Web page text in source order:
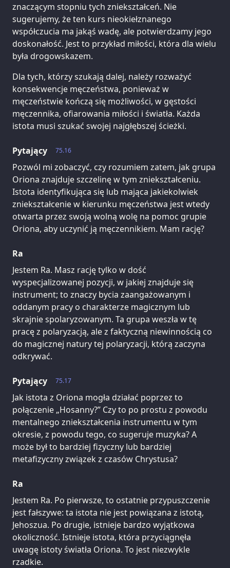
znaczącym stopniu tych zniekształceń. Nie
sugerujemy, że ten kurs nieokiełznanego
współczucia ma jakąś wadę, ale potwierdzamy jego
doskonałość. Jest to przykład miłości, która dla wielu
była drogowskazem.
Dla tych, którzy szukają dalej, należy rozważyć
konsekwencje męczeństwa, ponieważ w
męczeństwie kończą się możliwości, w gęstości
męczennika, ofiarowania miłości i światła. Każda
istota musi szukać swojej najgłębszej ścieżki.
75.16
Pytający
Pozwól mi zobaczyć, czy rozumiem zatem, jak grupa
Oriona znajduje szczelinę w tym zniekształceniu.
Istota identyfikująca się lub mająca jakiekolwiek
zniekształcenie w kierunku męczeństwa jest wtedy
otwarta przez swoją wolną wolę na pomoc grupie
Oriona, aby uczynić ją męczennikiem. Mam rację?
Ra
Jestem Ra. Masz rację tylko w dość
wyspecjalizowanej pozycji, w jakiej znajduje się
instrument; to znaczy bycia zaangażowanym i
oddanym pracy o charakterze magicznym lub
skrajnie spolaryzowanym. Ta grupa weszła w tę
pracę z polaryzacją, ale z faktyczną niewinnością co
do magicznej natury tej polaryzacji, którą zaczyna
odkrywać.
75.17
Pytający
Jak istota z Oriona mogła działać poprzez to
połączenie „Hosanny?” Czy to po prostu z powodu
mentalnego zniekształcenia instrumentu w tym
okresie, z powodu tego, co sugeruje muzyka? A
może był to bardziej fizyczny lub bardziej
metafizyczny związek z czasów Chrystusa?
Ra
Jestem Ra. Po pierwsze, to ostatnie przypuszczenie
jest fałszywe: ta istota nie jest powiązana z istotą,
Jehoszua. Po drugie, istnieje bardzo wyjątkowa
okoliczność. Istnieje istota, która przyciągnęła
uwagę istoty światła Oriona. To jest niezwykle
rzadkie.